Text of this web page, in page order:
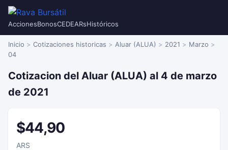
AccionesBonosCEDEARsHistóricos
Inicio Cotizaciones historicas Aluar (ALUA) 2021
Marzo
04
Cotizacion del Aluar (ALUA) al 4 de marzo
de 2021
$44,90
ARS